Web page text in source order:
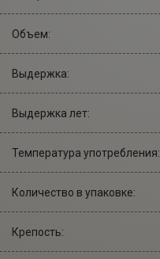
Объем:
Выдержка:
Выдержка лет:
Температура употребления:
Количество в упаковке:
Крепость: